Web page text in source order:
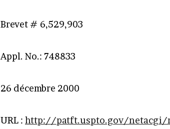
Brevet # 6,529,903
Appl. No.: 748833
26 décembre 2000
URL : http://patft.uspto.gov/netacgi/